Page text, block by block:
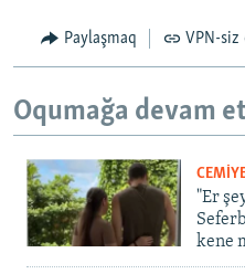
Paylaşmaq VPN-siz
Oqumağa devam
"Er
kene